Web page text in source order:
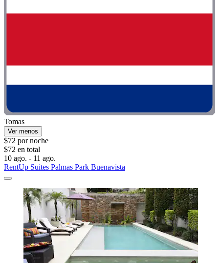
Tomas
Ver menos
$72 por noche
$72 en total
10 ago. - 11 ago.
RentUp Suites Palmas Park Buenavista